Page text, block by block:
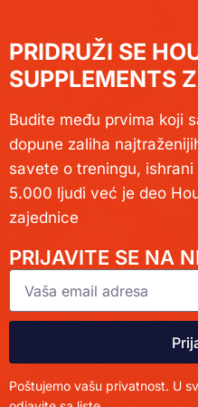
PRIDRUŽI SE
SUPPLEMENTS
Budite među prvima koji
dopune zaliha
savete o treningu,
5.000 ljudi već je deo
zajednice
PRIJAVITE SE NA
Poštujemo vašu privatnost. U